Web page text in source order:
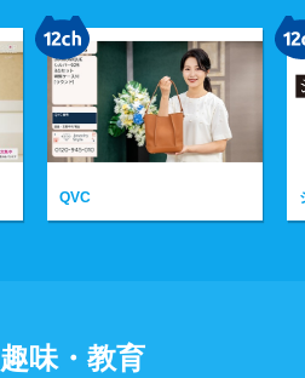
シネマコレクション
趣味・教育